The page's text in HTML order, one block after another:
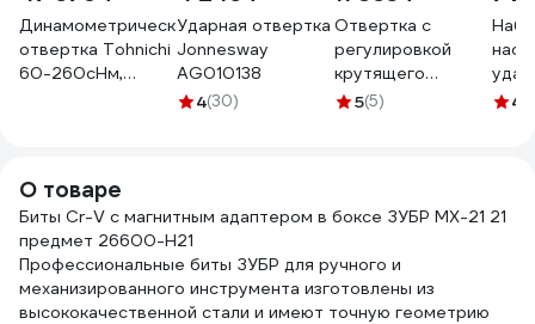
Динамометрическая
отвертка Tohnichi
60-260сНм,
Ударная отвертка
Jonnesway
AG010138
4(30)
Отвертка с
регулировкой
крутящего
момента ProsKit
5(5) 4.8
О товаре
Биты Cr-V с магнитным адаптером в боксе ЗУБР МХ-21 21
предмет 26600-H21
Профессиональные биты ЗУБР для ручного и
механизированного инструмента изготовлены из
высококачественной стали и имеют точную геометрию